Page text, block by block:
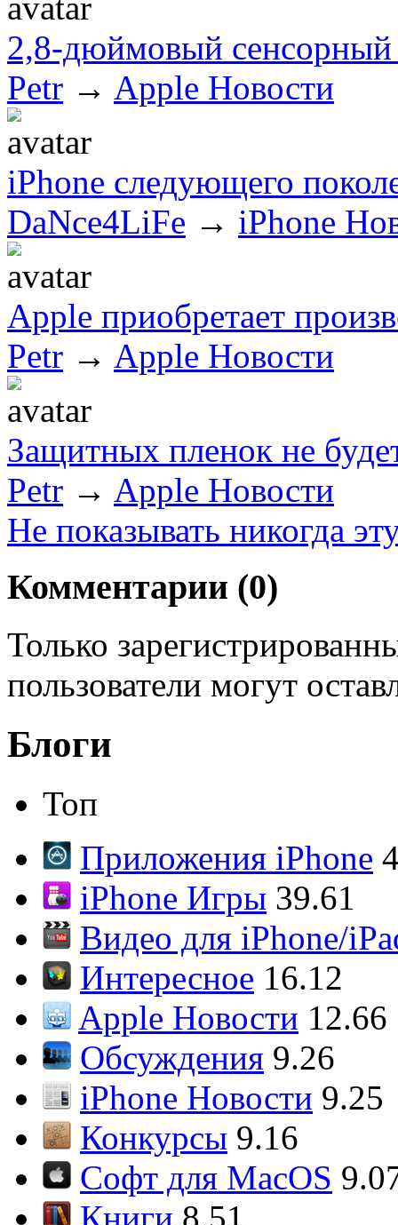
2,8-дюймовый сенсорный
Petr → Apple Новости
iPhone следующего
DaNce4LiFe → iPhone
Apple приобретает
Petr → Apple Новости
Защитных пленок не
Petr → Apple Новости
Не показывать никогда
Комментарии (0)
Только
пользователи могут
Блоги
Топ
Приложения iPhone
iPhone Игры 39.61
Видео для iPhone/
Интересное 16.12
Apple Новости 12.66
Обсуждения 9.26
iPhone Новости 9.25
Конкурсы 9.16
Софт для MacOS